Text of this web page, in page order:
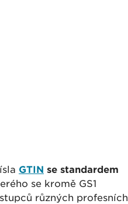
GTIN se standardem
se kromě GS1
různých profesních